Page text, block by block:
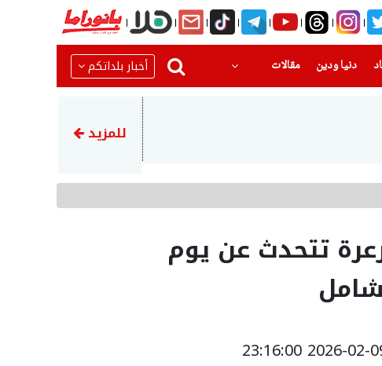
دنيا ودين
(current) مقالات أخبار بلداتكم
المحامي راضي نجم يتحدث
للمزيد
تتحدث عن يوم